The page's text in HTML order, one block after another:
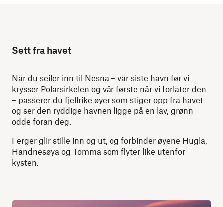
Sett fra havet
Når du seiler inn til Nesna – vår siste havn før vi
krysser Polarsirkelen og vår første når vi forlater den
– passerer du fjellrike øyer som stiger opp fra havet
og ser den ryddige havnen ligge på en lav, grønn
odde foran deg.
Ferger glir stille inn og ut, og forbinder øyene Hugla,
Handnesøya og Tomma som flyter like utenfor
kysten.